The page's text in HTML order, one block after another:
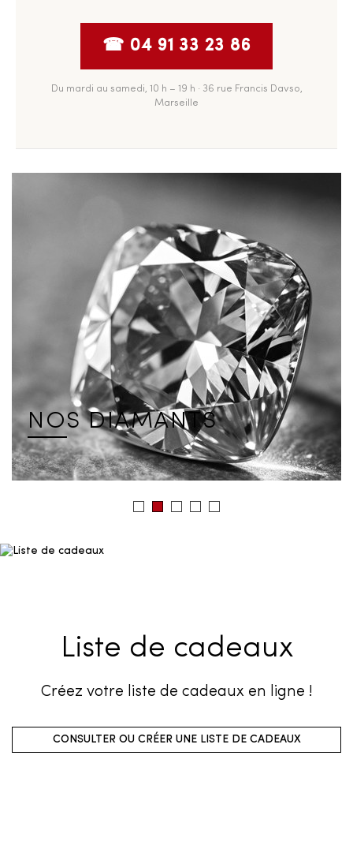
☎ 04 91 33 23 86
Du mardi au samedi, 10 h – 19 h · 36 rue Francis Davso,
Marseille
NOS DIAMANTS
Liste de cadeaux
Créez votre liste de cadeaux en ligne !
CONSULTER OU CRÉER UNE LISTE DE CADEAUX